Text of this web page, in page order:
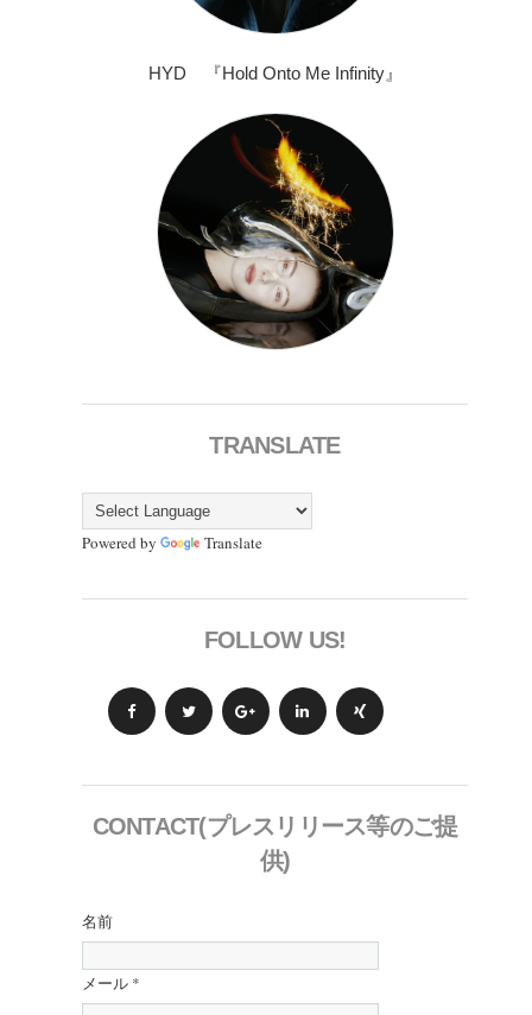
HYD 『Hold Onto Me Infinity』
TRANSLATE
Powered by Translate
FOLLOW US!
CONTACT(プレスリリース等のご提
供)
名前
メール *